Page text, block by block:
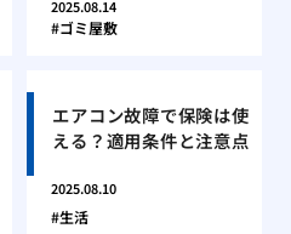
2025.08.14
ゴミ屋敷
エアコン故障で保険は使
える？適用条件と注意点
2025.08.10
生活